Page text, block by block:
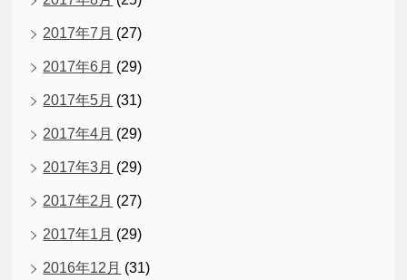
2017年7月 (27)
2017年6月 (29)
2017年5月 (31)
2017年4月 (29)
2017年3月 (29)
2017年2月 (27)
2017年1月 (29)
2016年12月 (31)